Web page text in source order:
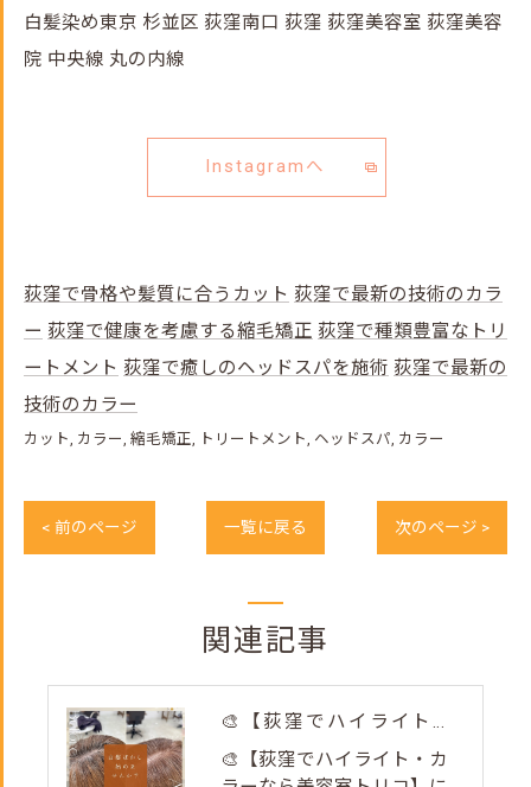
白髪染め東京 杉並区 荻窪南口 荻窪 荻窪美容室 荻窪美容
院 中央線 丸の内線
Instagramへ
荻窪で骨格や髪質に合うカット 荻窪で最新の技術のカラ
ー 荻窪で健康を考慮する縮毛矯正 荻窪で種類豊富なトリ
ートメント 荻窪で癒しのヘッドスパを施術 荻窪で最新の
技術のカラー
カット カラー 縮毛矯正 トリートメント ヘッドスパ カラー
< 前のページ 一覧に戻る 次のページ >
関連記事
🎨【荻窪でハイライト・カラーなら美容室トリコ】にお任せくださ...
🎨【荻窪でハイライト・カ